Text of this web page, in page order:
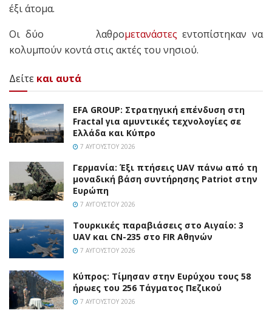
έξι άτομα.
Οι δύο λαθρομετανάστες εντοπίστηκαν να
κολυμπούν κοντά στις ακτές του νησιού.
Δείτε και αυτά
EFA GROUP: Στρατηγική επένδυση στη
Fractal για αμυντικές τεχνολογίες σε
Ελλάδα και Κύπρο
7 ΑΥΓΟΎΣΤΟΥ 2026
Γερμανία: Έξι πτήσεις UAV πάνω από τη
μοναδική βάση συντήρησης Patriot στην
Ευρώπη
7 ΑΥΓΟΎΣΤΟΥ 2026
Τουρκικές παραβιάσεις στο Αιγαίο: 3
UAV και CN-235 στο FIR Αθηνών
7 ΑΥΓΟΎΣΤΟΥ 2026
Κύπρος: Τίμησαν στην Ευρύχου τους 58
ήρωες του 256 Τάγματος Πεζικού
7 ΑΥΓΟΎΣΤΟΥ 2026